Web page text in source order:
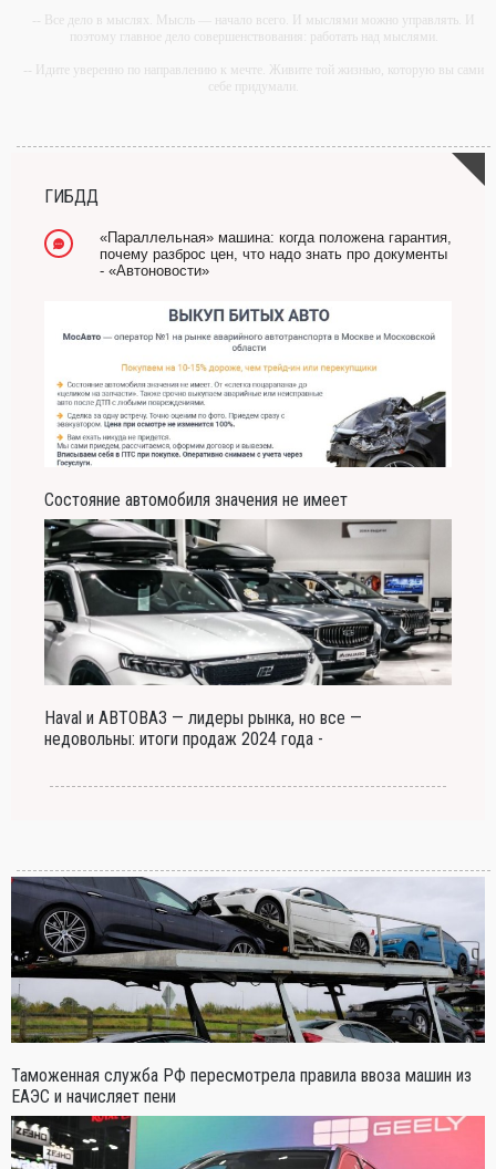
-- Все дело в мыслях. Мысль — начало всего. И мыслями можно управлять. И
поэтому главное дело совершенствования: работать над мыслями.
-- Идите уверенно по направлению к мечте. Живите той жизнью, которую вы сами
себе придумали.
-- Лучшее, что можно сделать с хорошим советом, это пропустить его мимо ушей.
Он никогда не бывает полезен никому, кроме того, кто его дал.
ГИБДД
«Параллельная» машина: когда положена гарантия,
почему разброс цен, что надо знать про документы
- «Автоновости»
Состояние автомобиля значения не имеет
Haval и АВТОВАЗ — лидеры рынка, но все —
недовольны: итоги продаж 2024 года -
Таможенная служба РФ пересмотрела правила ввоза машин из
ЕАЭС и начисляет пени